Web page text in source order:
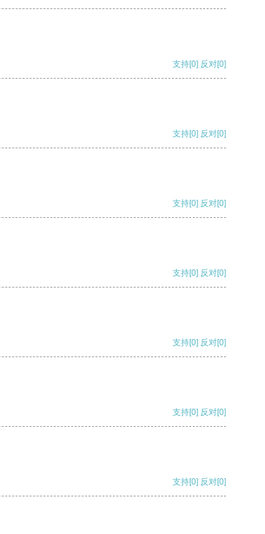
支持[0] 反对[0]
支持[0] 反对[0]
支持[0] 反对[0]
支持[0] 反对[0]
支持[0] 反对[0]
支持[0] 反对[0]
支持[0] 反对[0]